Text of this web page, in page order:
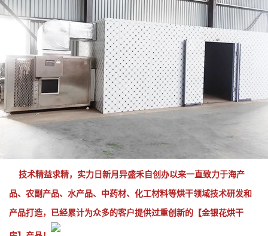
技术精益求精，实力日新月异盛禾自创办以来一直致力于海产
品、农副产品、水产品、中药材、化工材料等烘干领域技术研发和
产品打造，已经累计为众多的客户提供过重创新的【金银花烘干